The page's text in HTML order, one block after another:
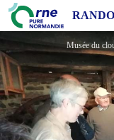
Musée du clou &